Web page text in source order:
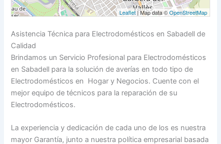
Leaflet| Map data ©OpenStreetMap
Asistencia Técnica para Electrodomésticos en Sabadell de
Calidad
Brindamos un Servicio Profesional para Electrodomésticos
en Sabadell para la solución de averías en todo tipo de
Electrodomésticos en Hogar y Negocios. Cuente con el
mejor equipo de técnicos para la reparación de su
Electrodomésticos.
La experiencia y dedicación de cada uno de los es nuestra
mayor Garantía, junto a nuestra política empresarial basada